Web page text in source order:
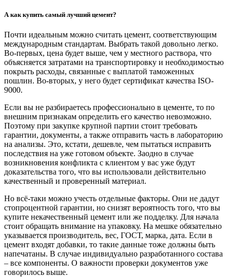
А как купить самый лучший цемент?
Почти идеальным можно считать цемент, соответствующим
международным стандартам. Выбрать такой довольно легко.
Во-первых, цена будет выше, чем у местного раствора, что
объясняется затратами на транспортировку и необходимостью
покрыть расходы, связанные с выплатой таможенных
пошлин. Во-вторых, у него будет сертификат качества ISO-
9000.
Если вы не разбираетесь профессионально в цементе, то по
внешним признакам определить его качество невозможно.
Поэтому при закупке крупной партии стоит требовать
гарантии, документы, а также отправить часть в лабораторию
на анализы. Это, кстати, дешевле, чем пытаться исправить
последствия на уже готовом объекте. Заодно в случае
возникновения конфликта с клиентом у вас уже будут
доказательства того, что вы использовали действительно
качественный и проверенный материал.
Но всё-таки можно учесть отдельные факторы. Они не дадут
стопроцентной гарантии, но снизят вероятность того, что вы
купите некачественный цемент или же подделку. Для начала
стоит обращать внимание на упаковку. На мешке обязательно
указывается производитель, вес, ГОСТ, марка, дата. Если в
цемент входят добавки, то такие данные тоже должны быть
напечатаны. В случае индивидуально разработанного состава
– все компоненты. О важности проверки документов уже
говорилось выше.